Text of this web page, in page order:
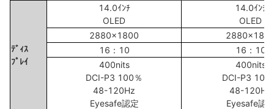
ﾃﾞｨｽ
ﾌﾟﾚｲ
14.0ｲﾝﾁ
OLED
14.0ｲﾝﾁ
OLED
2880x1800
16：10
16：10
400nits
DCI-P3 100％
48-120Hz
Eyesafe認定
400nits
DCI-P3 100
48-120Hz
Eyesafe認